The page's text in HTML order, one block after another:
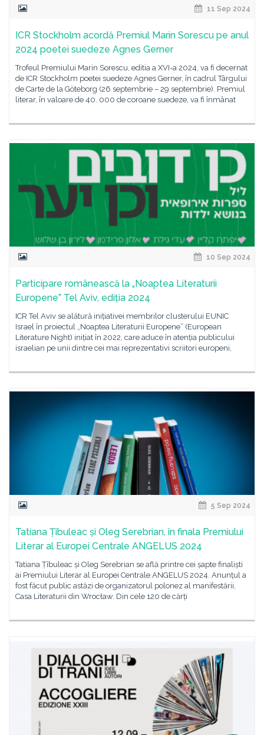
11 Sep 2024
ICR Stockholm acordă Premiul Marin Sorescu pe anul
2024 poetei suedeze Agnes Gerner
Trofeul Premiului Marin Sorescu, editia a XVI-a 2024, va fi decernat
de ICR Stockholm poetei suedeze Agnes Gerner, în cadrul Târgului
de Carte de la Göteborg (26 septembrie – 29 septembrie). Premiul
literar, în valoare de 40. 000 de coroane suedeze, va fi înmânat
10 Sep 2024
Participare românească la „Noaptea Literaturii
Europene” Tel Aviv, ediția 2024
ICR Tel Aviv se alătură inițiativei membrilor clusterului EUNIC
Israel în proiectul „Noaptea Literaturii Europene” (European
Literature Night) inițiat în 2022, care aduce în atenția publicului
israelian pe unii dintre cei mai reprezentativi scriitori europeni,
5 Sep 2024
Tatiana Țîbuleac și Oleg Serebrian, în finala Premiului
Literar al Europei Centrale ANGELUS 2024
Tatiana Țîbuleac și Oleg Serebrian se află printre cei șapte finaliști
ai Premiului Literar al Europei Centrale ANGELUS 2024. Anunțul a
fost făcut public astăzi de organizatorul polonez al manifestării,
Casa Literaturii din Wrocław. Din cele 120 de cărți